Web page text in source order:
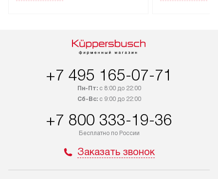
специальным лейблом
дополнительно. Возможна
эксплуатации
+7 495 165-07-71
Пн-Пт:с 8:00 до 22:00
Сб-Вс:с 9:00 до 22:00
+7 800 333-19-36
Бесплатно по России
Заказать звонок